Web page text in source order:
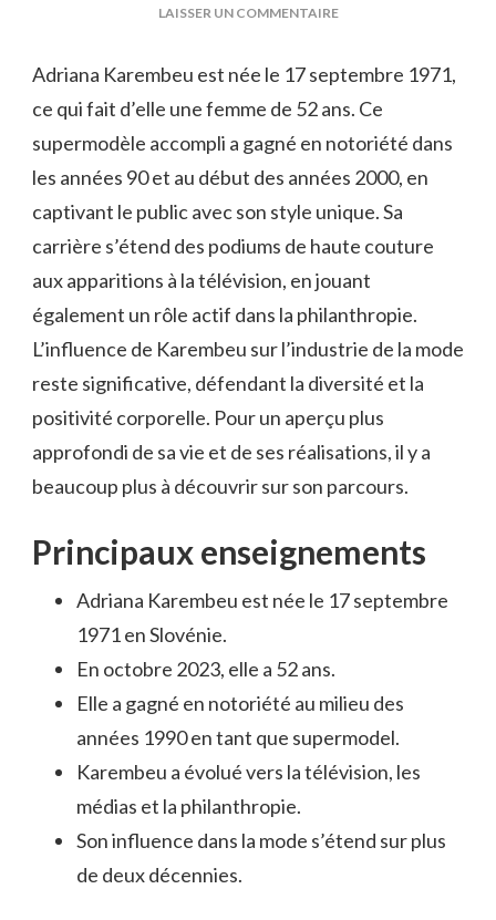
LAISSER UN COMMENTAIRESUR
KAREMBEU
Adriana Karembeu est née le 17 septembre 1971,
ce qui fait d’elle une femme de 52 ans. Ce
supermodèle accompli a gagné en notoriété dans
les années 90 et au début des années 2000, en
captivant le public avec son style unique. Sa
carrière s’étend des podiums de haute couture
aux apparitions à la télévision, en jouant
également un rôle actif dans la philanthropie.
L’influence de Karembeu sur l’industrie de la mode
reste significative, défendant la diversité et la
positivité corporelle. Pour un aperçu plus
approfondi de sa vie et de ses réalisations, il y a
beaucoup plus à découvrir sur son parcours.
Principaux enseignements
Adriana Karembeu est née le 17 septembre
1971 en Slovénie.
En octobre 2023, elle a 52 ans.
Elle a gagné en notoriété au milieu des
années 1990 en tant que supermodel.
Karembeu a évolué vers la télévision, les
médias et la philanthropie.
Son influence dans la mode s’étend sur plus
de deux décennies.